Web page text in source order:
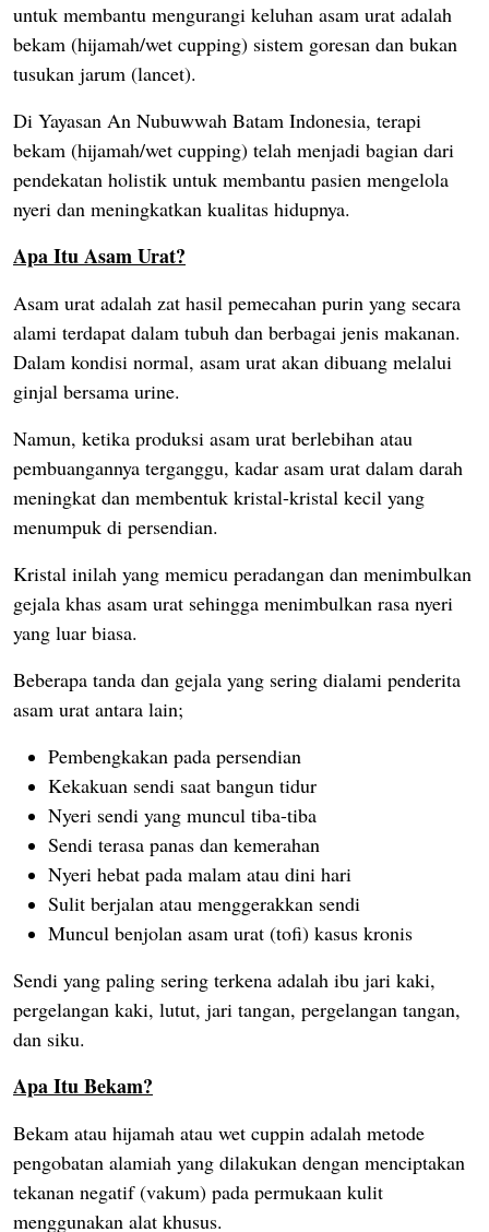
untuk membantu mengurangi keluhan asam urat adalah
bekam (hijamah/wet cupping) sistem goresan dan bukan
tusukan jarum (lancet).
Di Yayasan An Nubuwwah Batam Indonesia, terapi
bekam (hijamah/wet cupping) telah menjadi bagian dari
pendekatan holistik untuk membantu pasien mengelola
nyeri dan meningkatkan kualitas hidupnya.
Apa Itu Asam Urat?
Asam urat adalah zat hasil pemecahan purin yang secara
alami terdapat dalam tubuh dan berbagai jenis makanan.
Dalam kondisi normal, asam urat akan dibuang melalui
ginjal bersama urine.
Namun, ketika produksi asam urat berlebihan atau
pembuangannya terganggu, kadar asam urat dalam darah
meningkat dan membentuk kristal-kristal kecil yang
menumpuk di persendian.
Kristal inilah yang memicu peradangan dan menimbulkan
gejala khas asam urat sehingga menimbulkan rasa nyeri
yang luar biasa.
Beberapa tanda dan gejala yang sering dialami penderita
asam urat antara lain;
Pembengkakan pada persendian
Kekakuan sendi saat bangun tidur
Nyeri sendi yang muncul tiba-tiba
Sendi terasa panas dan kemerahan
Nyeri hebat pada malam atau dini hari
Sulit berjalan atau menggerakkan sendi
Muncul benjolan asam urat (tofi) kasus kronis
Sendi yang paling sering terkena adalah ibu jari kaki,
pergelangan kaki, lutut, jari tangan, pergelangan tangan,
dan siku.
Apa Itu Bekam?
Bekam atau hijamah atau wet cuppin adalah metode
pengobatan alamiah yang dilakukan dengan menciptakan
tekanan negatif (vakum) pada permukaan kulit
menggunakan alat khusus.